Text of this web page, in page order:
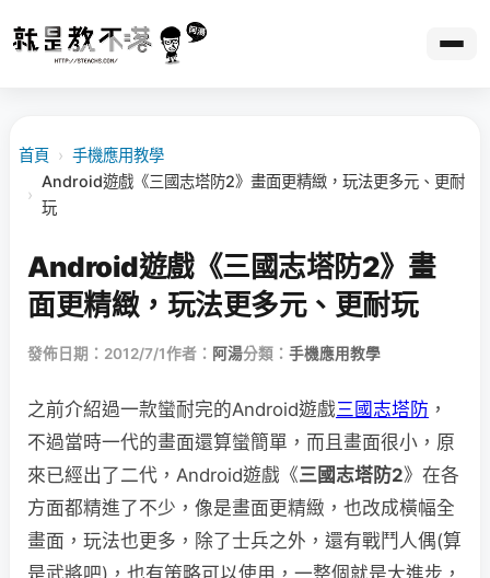
首頁 › 手機應用教學
›
Android遊戲《三國志塔防2》畫面更精緻，玩法更多元、更耐
玩
Android遊戲《三國志塔防2》畫
面更精緻，玩法更多元、更耐玩
發佈日期：2012/7/1作者： 阿湯分類： 手機應用教學
之前介紹過一款蠻耐完的Android遊戲三國志塔防 ，
不過當時一代的畫面還算蠻簡單，而且畫面很小，原
來已經出了二代，Android遊戲《三國志塔防2》在各
方面都精進了不少，像是畫面更精緻，也改成橫幅全
畫面，玩法也更多，除了士兵之外，還有戰鬥人偶(算
是武將吧)，也有策略可以使用，一整個就是大進步，